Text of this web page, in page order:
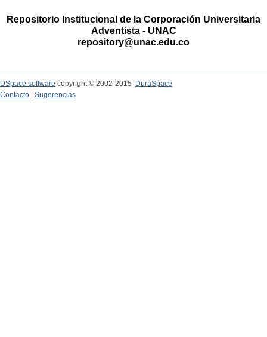
Repositorio Institucional de la Corporación Universitaria
Adventista - UNAC
repository@unac.edu.co
DSpace software copyright © 2002-2015
DuraSpace
Contacto
Sugerencias